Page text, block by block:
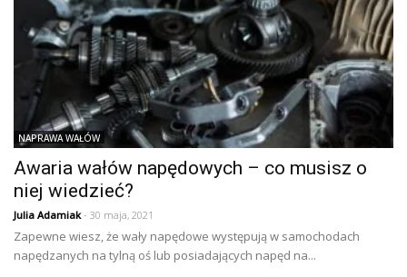
NAPRAWA WAŁÓW
Awaria wałów napędowych – co musisz o
niej wiedzieć?
Julia Adamiak- 30 maja, 2021
Zapewne wiesz, że wały napędowe występują w samochodach
napędzanych na tylną oś lub posiadających napęd na...